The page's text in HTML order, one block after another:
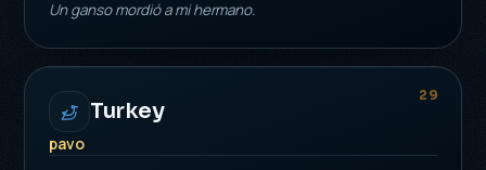
Un ganso mordió a mi hermano.
29
Turkey
pavo